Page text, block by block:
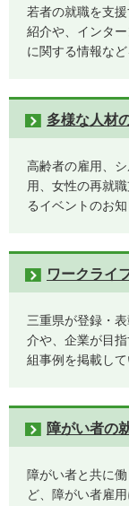
若者の就職を支
紹介や、インタ
に関する情報など
多様な人材
高齢者の雇用、
用、女性の再就
るイベントのお
ワークライ
三重県が登録・
介や、企業が目
組事例を掲載して
障がい者の
障がい者と共に
ど、障がい者雇